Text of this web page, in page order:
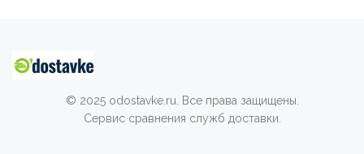
© 2025 odostavke.ru. Все права защищены.
Сервис сравнения служб доставки.